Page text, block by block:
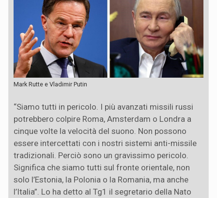
Mark Rutte e Vladimir Putin
“Siamo tutti in pericolo. I più avanzati missili russi
potrebbero colpire Roma, Amsterdam o Londra a
cinque volte la velocità del suono. Non possono
essere intercettati con i nostri sistemi anti-missile
tradizionali. Perciò sono un gravissimo pericolo.
Significa che siamo tutti sul fronte orientale, non
solo l’Estonia, la Polonia o la Romania, ma anche
l’Italia”. Lo ha detto al Tg1 il segretario della Nato